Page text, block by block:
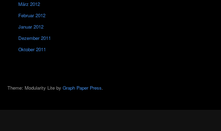
März 2012
Februar 2012
Januar 2012
Dezember 2011
Oktober 2011
Theme: Modularity Lite by Graph Paper Press.